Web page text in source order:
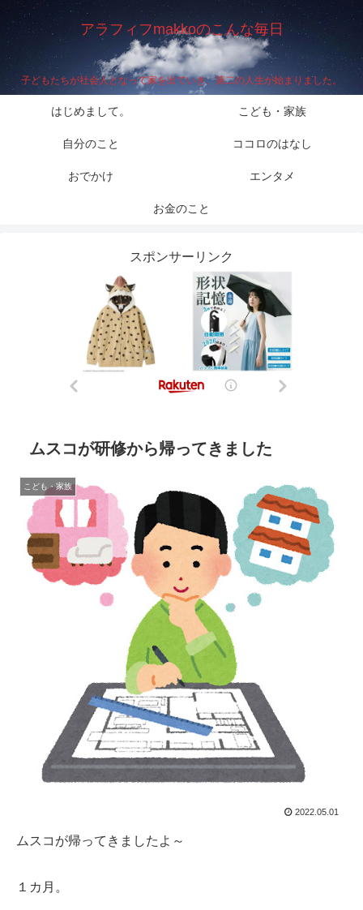
アラフィフmakkoのこんな毎日
子どもたちが社会人となって家を出ていき、第二の人生が始まりました。
はじめまして。 こども・家族
自分のこと ココロのはなし
おでかけ エンタメ
お金のこと
スポンサーリンク
ムスコが研修から帰ってきました
こども・家族
2022.05.01
ムスコが帰ってきましたよ～
１カ月。